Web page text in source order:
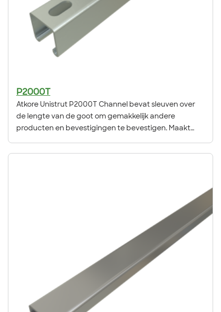
P2000T
Atkore Unistrut P2000T Channel bevat sleuven over
de lengte van de goot om gemakkelijk andere
producten en bevestigingen te bevestigen. Maakt
System, dat 100% herbruikbaar is dankzij de